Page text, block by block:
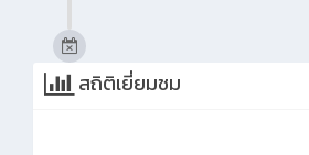
สถิติเยี่ยมชม